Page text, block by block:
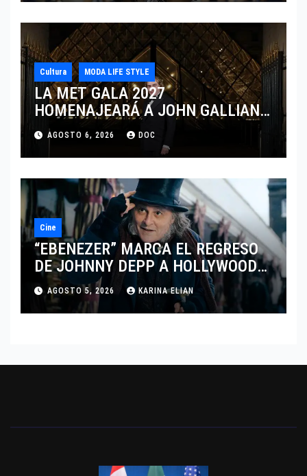
Cultura MODA LIFE STYLE
LA MET GALA 2027
HOMENAJEARÁ A JOHN GALLIANO
MARCANDO EL REGRESO DEL REY
DEL DRAMATISMO
AGOSTO 6, 2026 DOC
Cine
“EBENEZER” MARCA EL REGRESO
DE JOHNNY DEPP A HOLLYWOOD
TRAS SU PASO POR EL CINE
INDEPENDIENTE EUROPEO
AGOSTO 5, 2026 KARINA ELIAN